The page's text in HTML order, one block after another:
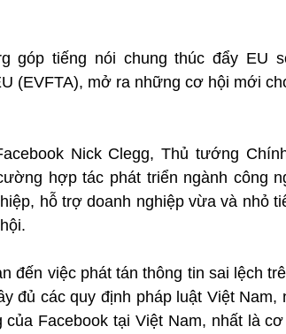
góp tiếng nói chung thúc đẩy EU
(EVFTA), mở ra những cơ hội mới
Nick Clegg, Thủ tướng
hợp tác phát triển ngành công
hỗ trợ doanh nghiệp vừa và nhỏ
đến việc phát tán thông tin sai lệch
đủ các quy định pháp luật Việt
của Facebook tại Việt Nam, nhất là